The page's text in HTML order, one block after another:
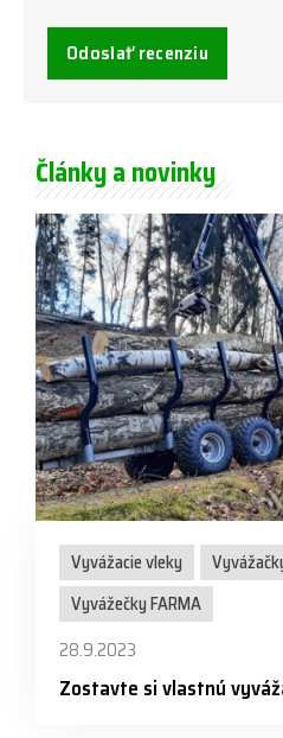
Odoslať recenziu
Články a novinky
Vyvážacie vleky
Vyvážečky FARMA
28.9.2023
Zostavte si vlastnú